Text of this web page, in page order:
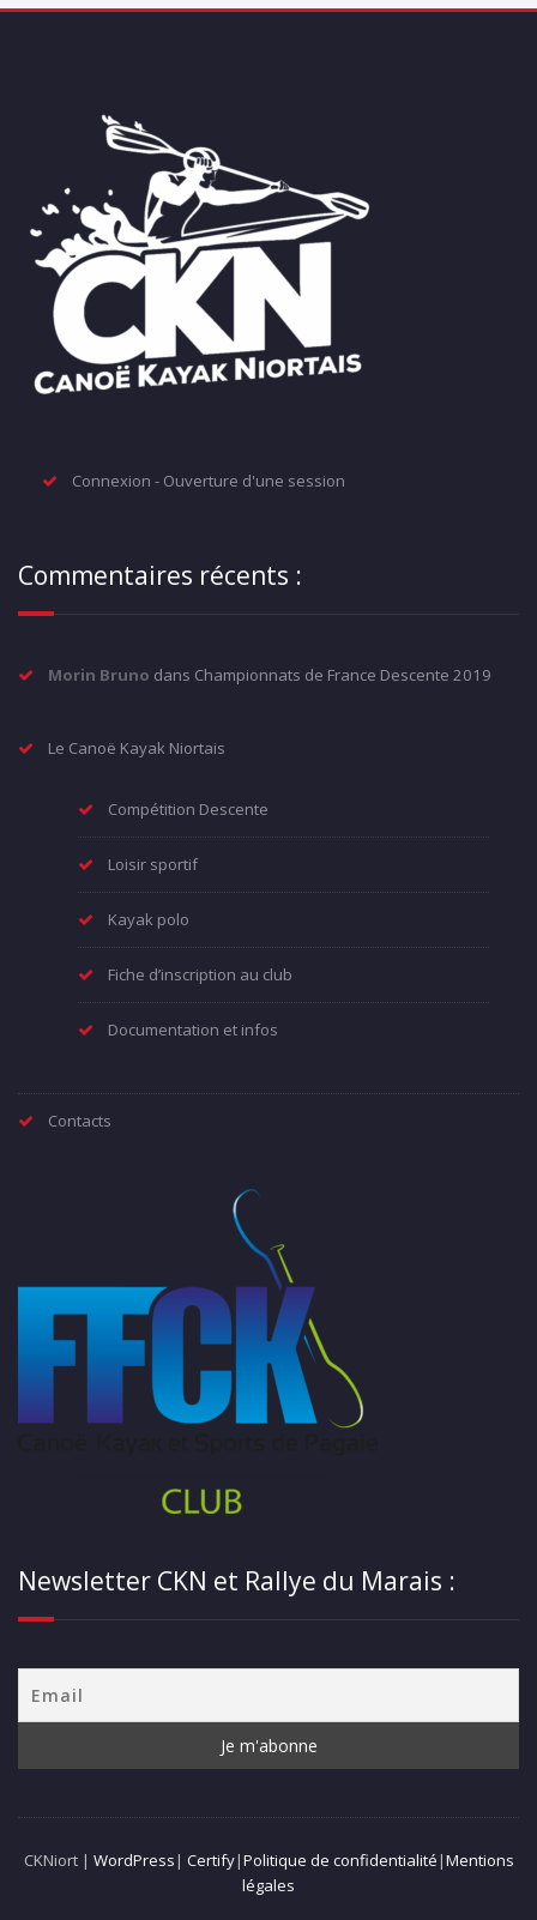
Connexion - Ouverture d'une session
Commentaires récents :
Morin Bruno dans Championnats de France Descente 2019
Le Canoë Kayak Niortais
Compétition Descente
Loisir sportif
Kayak polo
Fiche d’inscription au club
Documentation et infos
Contacts
Newsletter CKN et Rallye du Marais :
CKNiort | WordPress | Certify|Politique de confidentialité |Mentions
légales